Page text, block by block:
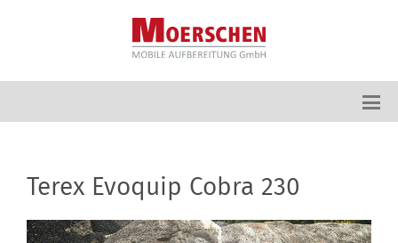
Terex Evoquip Cobra 230